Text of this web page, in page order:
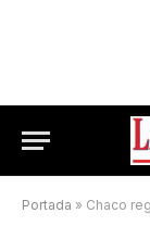
Portada » Chaco